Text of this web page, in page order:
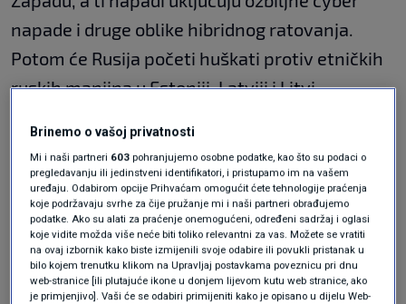
napade i druge oblike hibridnog ratovanja.
Potom će Rusija početi huškati protiv etničkih
ruskih manjina u Estoniji, Latviji i Litvi.
Započet će sukobi koje će Rusija iskoristiti kao
zgovor da od rujna u zapadnoj Rusiji i Bjelorusiji
započne veliku vježbu"Zapad 2024"s 50.000
vojnika. No, još jednom će Rusija započeti s
masovnim gomilanjem trupa na granici, a ovaj
put će to biti na granici s Poljskom i Litvom.
Brinemo o vašoj privatnosti
Mi i naši partneri 603 pohranjujemo osobne podatke, kao što su podaci o
pregledavanju ili jedinstveni identifikatori, i pristupamo im na vašem
uređaju. Odabirom opcije Prihvaćam omogućit ćete tehnologije praćenja
koje podržavaju svrhe za čije pružanje mi i naši partneri obrađujemo
podatke. Ako su alati za praćenje onemogućeni, određeni sadržaj i oglasi
koje vidite možda više neće biti toliko relevantni za vas. Možete se vratiti
na ovaj izbornik kako biste izmijenili svoje odabire ili povukli pristanak u
bilo kojem trenutku klikom na Upravljaj postavkama poveznicu pri dnu
web-stranice [ili plutajuće ikone u donjem lijevom kutu web stranice, ako
je primjenjivo]. Vaši će se odabiri primijeniti kako je opisano u dijelu Web-